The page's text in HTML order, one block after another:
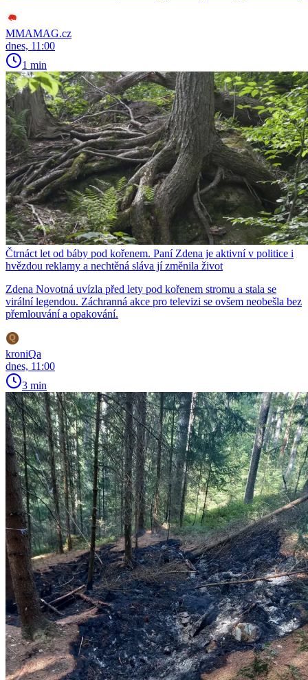
MMAMAG.cz
dnes, 11:00
1 min
Čtrnáct let od báby pod kořenem. Paní Zdena je aktivní v politice i
hvězdou reklamy a nechtěná sláva jí změnila život
Zdena Novotná uvízla před lety pod kořenem stromu a stala se
virální legendou. Záchranná akce pro televizi se ovšem neobešla bez
přemlouvání a opakování.
kroniQa
dnes, 11:00
3 min